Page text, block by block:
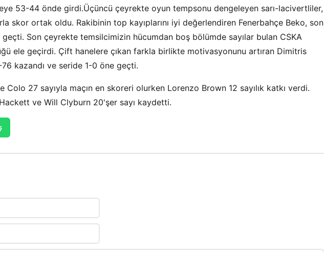
53-44 önde girdi.Üçüncü çeyrekte oyun tempsonu dengeleyen sarı-lacivertliler,
skor ortak oldu. Rakibinin top kayıplarını iyi değerlendiren Fenerbahçe Beko, son
Son çeyrekte temsilcimizin hücumdan boş bölümde sayılar bulan CSKA
ele geçirdi. Çift hanelere çıkan farkla birlikte motivasyonunu artıran Dimitris
kazandı ve seride 1-0 öne geçti.
Colo 27 sayıyla maçın en skoreri olurken Lorenzo Brown 12 sayılık katkı verdi.
ve Will Clyburn 20'şer sayı kaydetti.